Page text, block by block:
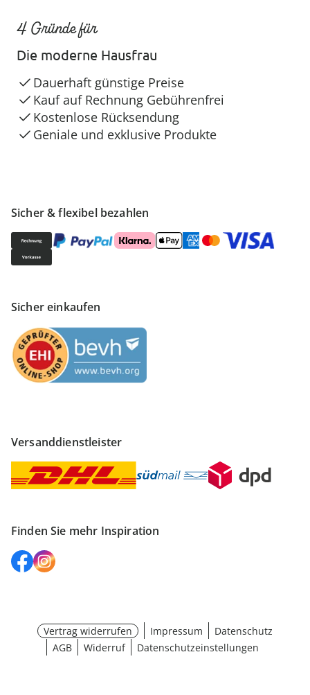
Sicher & flexibel bezahlen
Sicher einkaufen
Versanddienstleister
Finden Sie mehr Inspiration
4 Gründe für
Die moderne Hausfrau
Dauerhaft günstige Preise
Kauf auf Rechnung Gebührenfrei
Kostenlose Rücksendung
Geniale und exklusive Produkte
Vertrag widerrufen Impressum
Datenschutz
AGB
Widerruf Datenschutzeinstellungen